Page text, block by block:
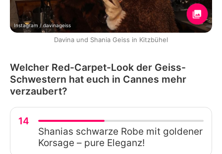
Instagram / davinageiss
Davina und Shania Geiss in Kitzbühel
Welcher Red-Carpet-Look der Geiss-
Schwestern hat euch in Cannes mehr
verzaubert?
14
Shanias schwarze Robe mit goldener
Korsage – pure Eleganz!